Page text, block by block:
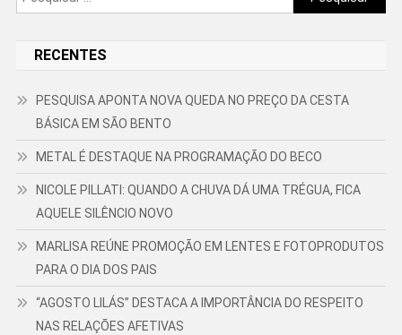
por:
RECENTES
PESQUISA APONTA NOVA QUEDA NO PREÇO DA CESTA
BÁSICA EM SÃO BENTO
METAL É DESTAQUE NA PROGRAMAÇÃO DO BECO
NICOLE PILLATI: QUANDO A CHUVA DÁ UMA TRÉGUA, FICA
AQUELE SILÊNCIO NOVO
MARLISA REÚNE PROMOÇÃO EM LENTES E FOTOPRODUTOS
PARA O DIA DOS PAIS
“AGOSTO LILÁS” DESTACA A IMPORTÂNCIA DO RESPEITO
NAS RELAÇÕES AFETIVAS